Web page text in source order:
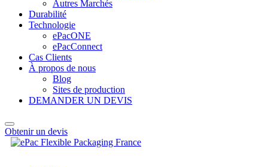
Autres Marchés
Durabilité
Technologie
ePacONE
ePacConnect
Cas Clients
À propos de nous
Blog
Sites de production
DEMANDER UN DEVIS
Obtenir un devis